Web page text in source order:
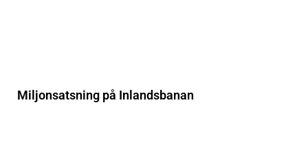
Miljonsatsning på Inlandsbanan